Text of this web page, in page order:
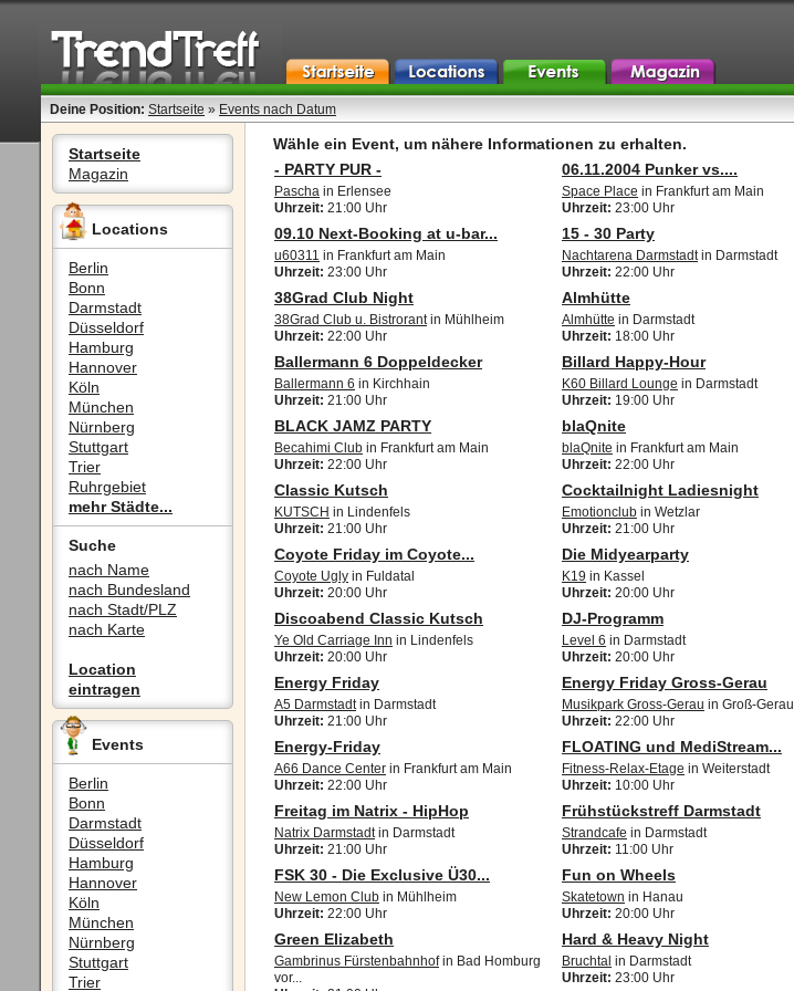
Deine Position: Startseite » Events nach Datum
Startseite
Magazin
Locations
Berlin
Bonn
Darmstadt
Düsseldorf
Hamburg
Hannover
Köln
München
Nürnberg
Stuttgart
Trier
Ruhrgebiet
mehr Städte...
Suche
nach Name
nach Bundesland
nach Stadt/PLZ
nach Karte
Location
eintragen
Events
Berlin
Bonn
Darmstadt
Düsseldorf
Hamburg
Hannover
Köln
München
Nürnberg
Stuttgart
Trier
Wähle ein Event, um nähere Informationen zu erhalten.
- PARTY PUR -
Pascha in Erlensee
Uhrzeit: 21:00 Uhr
06.11.2004 Punker vs....
Space Place in Frankfurt am Main
Uhrzeit: 23:00 Uhr
09.10 Next-Booking at u-bar...
u60311 in Frankfurt am Main
Uhrzeit: 23:00 Uhr
15 - 30 Party
Nachtarena Darmstadtin Darmstadt
Uhrzeit: 22:00 Uhr
38Grad Club Night
38Grad Club u. Bistrorantin Mühlheim
Uhrzeit: 22:00 Uhr
Almhütte
Almhütte in Darmstadt
Uhrzeit: 18:00 Uhr
Ballermann 6 Doppeldecker
Ballermann 6 in Kirchhain
Uhrzeit: 21:00 Uhr
Billard Happy-Hour
K60 Billard Lounge in Darmstadt
Uhrzeit: 19:00 Uhr
BLACK JAMZ PARTY
Becahimi Club in Frankfurt am Main
Uhrzeit: 22:00 Uhr
blaQnite
blaQnite in Frankfurt am Main
Uhrzeit: 22:00 Uhr
Classic Kutsch
KUTSCH in Lindenfels
Uhrzeit: 21:00 Uhr
Cocktailnight Ladiesnight
Emotionclub in Wetzlar
Uhrzeit: 21:00 Uhr
Coyote Friday im Coyote...
Coyote Ugly in Fuldatal
Uhrzeit: 20:00 Uhr
Die Midyearparty
K19 in Kassel
Uhrzeit: 20:00 Uhr
Discoabend Classic Kutsch
Ye Old Carriage Inn in Lindenfels
Uhrzeit: 20:00 Uhr
DJ-Programm
Level 6 in Darmstadt
Uhrzeit: 20:00 Uhr
Energy Friday
A5 Darmstadtin Darmstadt
Uhrzeit: 21:00 Uhr
Energy Friday Gross-Gerau
Musikpark Gross-Gerau in Groß-Gerau
Uhrzeit: 22:00 Uhr
Energy-Friday
A66 Dance Center in Frankfurt am Main
Uhrzeit: 22:00 Uhr
FLOATING und MediStream...
Fitness-Relax-Etage in Weiterstadt
Uhrzeit: 10:00 Uhr
Freitag im Natrix - HipHop
Natrix Darmstadtin Darmstadt
Uhrzeit: 21:00 Uhr
Frühstückstreff Darmstadt
Strandcafe in Darmstadt
Uhrzeit: 11:00 Uhr
FSK 30 - Die Exclusive Ü30...
New Lemon Club in Mühlheim
Uhrzeit: 22:00 Uhr
Fun on Wheels
Skatetown in Hanau
Uhrzeit: 20:00 Uhr
Green Elizabeth
Gambrinus Fürstenbahnhofin Bad Homburg
vor...
Hard & Heavy Night
Bruchtal in Darmstadt
Uhrzeit: 23:00 Uhr